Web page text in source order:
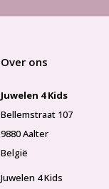
Over ons
Juwelen 4 Kids
Bellemstraat 107
9880 Aalter
België
Juwelen 4 Kids